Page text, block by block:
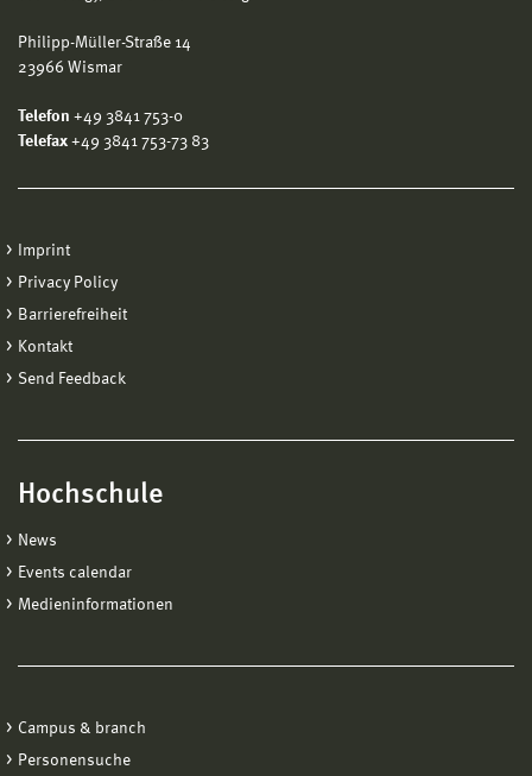
Philipp-Müller-Straße 14
23966 Wismar
Telefon +49 3841 753-0
Telefax +49 3841 753-73 83
Imprint
Privacy Policy
Barrierefreiheit
Kontakt
Send Feedback
Hochschule
News
Events calendar
Medieninformationen
Campus & branch
Personensuche